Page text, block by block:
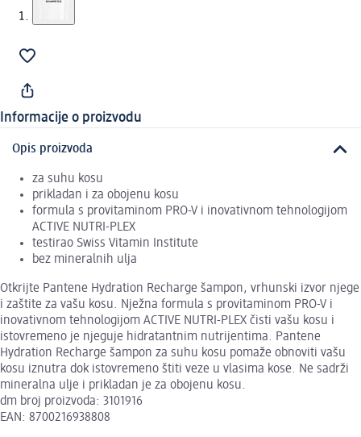
Informacije o proizvodu
Opis proizvoda
za suhu kosu
prikladan i za obojenu kosu
formula s provitaminom PRO-V i inovativnom tehnologijom
ACTIVE NUTRI-PLEX
testirao Swiss Vitamin Institute
bez mineralnih ulja
Otkrijte Pantene Hydration Recharge šampon, vrhunski izvor njege
i zaštite za vašu kosu. Nježna formula s provitaminom PRO-V i
inovativnom tehnologijom ACTIVE NUTRI-PLEX čisti vašu kosu i
istovremeno je njeguje hidratantnim nutrijentima. Pantene
Hydration Recharge šampon za suhu kosu pomaže obnoviti vašu
kosu iznutra dok istovremeno štiti veze u vlasima kose. Ne sadrži
mineralna ulje i prikladan je za obojenu kosu.
dm broj proizvoda: 3101916
EAN: 8700216938808